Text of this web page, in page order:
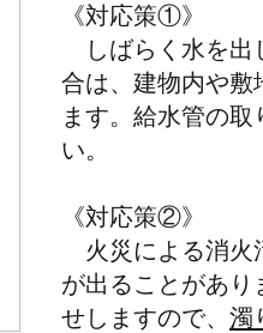
《対応策①》
しばらく水を出
合は、建物内や敷
ます。給水管の
い。
《対応策②》
火災による消火
が出ることがあ
せしますので、 濁